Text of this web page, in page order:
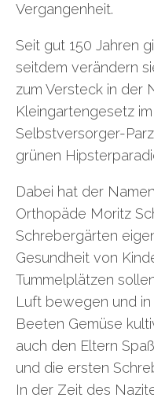
Vergangenheit.
Seit gut 150 Jahren
seitdem verändern
zum Versteck in der
Kleingartengesetz
Selbstversorger-
grünen
Dabei hat der
Orthopäde Moritz
Schrebergärten
Gesundheit von
Tummelplätzen
Luft bewegen und
Beeten Gemüse
auch den Eltern
und die ersten
In der Zeit des